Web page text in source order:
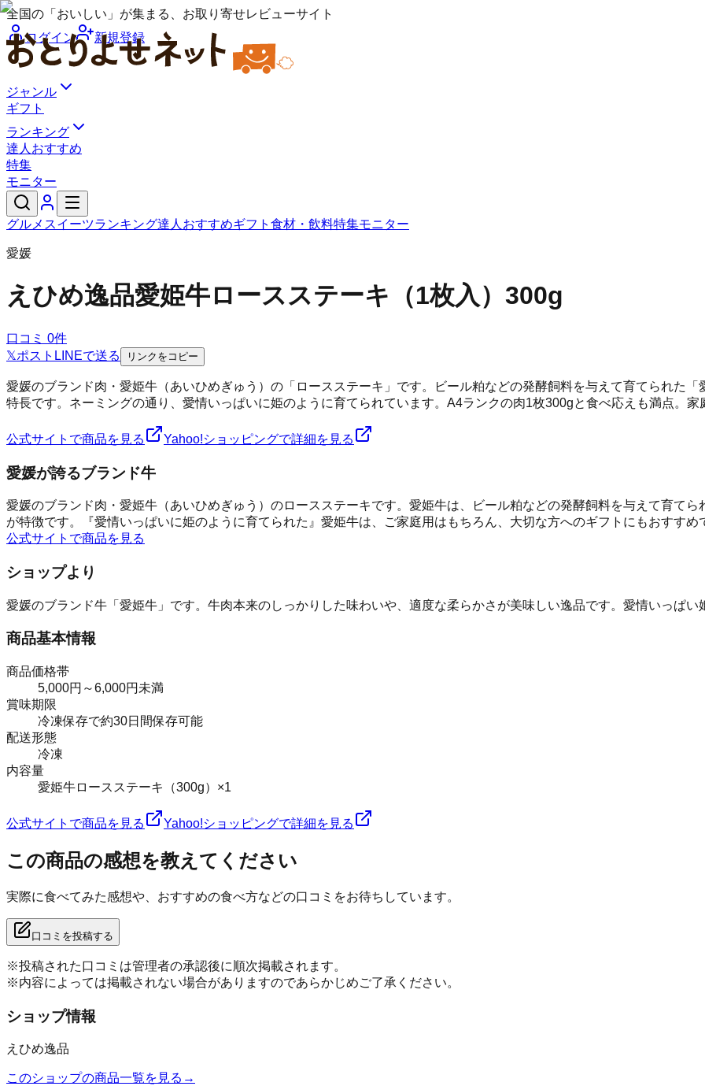
全国の「おいしい」が集まる、お取り寄せレビューサイト
ログイン
新規登録
ジャンル
ギフト
ランキング
達人おすすめ
特集
モニター
グルメ スイーツランキング達人おすすめギフト 食材・飲料特集モニター
愛媛
えひめ逸品愛姫牛ロースステーキ（1枚入）300g
口コミ 0件
𝕏ポスト LINEで送る リンクをコピー
愛媛のブランド肉・愛姫牛（あいひめぎゅう）の「ロースステーキ」です。ビール粕などの発酵飼料を与えて育てられた
特長です。ネーミングの通り、愛情いっぱいに姫のように育てられています。A4ランクの肉1枚300gと食べ応えも満点。
公式サイトで商品を見る Yahoo!ショッピングで詳細を見る
愛媛が誇るブランド牛
愛媛のブランド肉・愛姫牛（あいひめぎゅう）のロースステーキです。愛姫牛は、ビール粕などの発酵飼料を与えて育て
が特徴です。『愛情いっぱいに姫のように育てられた』愛姫牛は、ご家庭用はもちろん、大切な方へのギフトにもおすすめ
公式サイトで商品を見る
ショップより
愛媛のブランド牛「愛姫牛」です。牛肉本来のしっかりした味わいや、適度な柔らかさが美味しい逸品です。愛情いっぱ
商品基本情報
商品価格帯
5,000円～6,000円未満
賞味期限
冷凍保存で約30日間保存可能
配送形態
冷凍
内容量
愛姫牛ロースステーキ（300g）×1
公式サイトで商品を見る Yahoo!ショッピングで詳細を見る
この商品の感想を教えてください
実際に食べてみた感想や、おすすめの食べ方などの口コミをお待ちしています。
口コミを投稿する
※投稿された口コミは管理者の承認後に順次掲載されます。
※内容によっては掲載されない場合がありますのであらかじめご了承ください。
ショップ情報
えひめ逸品
このショップの商品一覧を見る →